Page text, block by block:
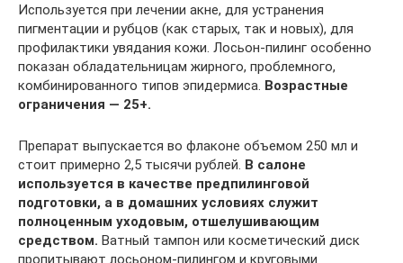
Используется при лечении акне, для устранения
пигментации и рубцов (как старых, так и новых), для
профилактики увядания кожи. Лосьон-пилинг особенно
показан обладательницам жирного, проблемного,
комбинированного типов эпидермиса. Возрастные
ограничения — 25+.
Препарат выпускается во флаконе объемом 250 мл и
стоит примерно 2,5 тысячи рублей. В салоне
используется в качестве предпилинговой
подготовки, а в домашних условиях служит
полноценным уходовым, отшелушивающим
средством. Ватный тампон или косметический диск
пропитывают лосьоном-пилингом и круговыми